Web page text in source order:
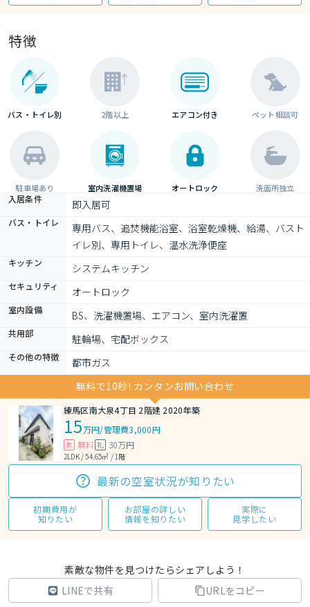
特徴
バス・トイレ別 2階以上 エアコン付き ペット相談可
駐車場あり 室内洗濯機置場 オートロック 洗面所独立
入居条件 即入居可
バス・トイレ
専用バス、追焚機能浴室、浴室乾燥機、給湯、バスト
イレ別、専用トイレ、温水洗浄便座
キッチン システムキッチン
セキュリティ オートロック
室内設備 BS、洗濯機置場、エアコン、室内洗濯置
共用部 駐輪場、宅配ボックス
その他の特徴
都市ガス
無料で10秒! カンタンお問い合わせ
練馬区南大泉4丁目 2階建 2020年築
15万円/管理費3,000円
敷 無料 礼 30万円
2LDK / 54.65㎡ / 1階
最新の空室状況が知りたい
初期費用が
知りたい
お部屋の詳しい
情報を知りたい
実際に
見学したい
素敵な物件を見つけたらシェアしよう！
LINEで共有
URLをコピー